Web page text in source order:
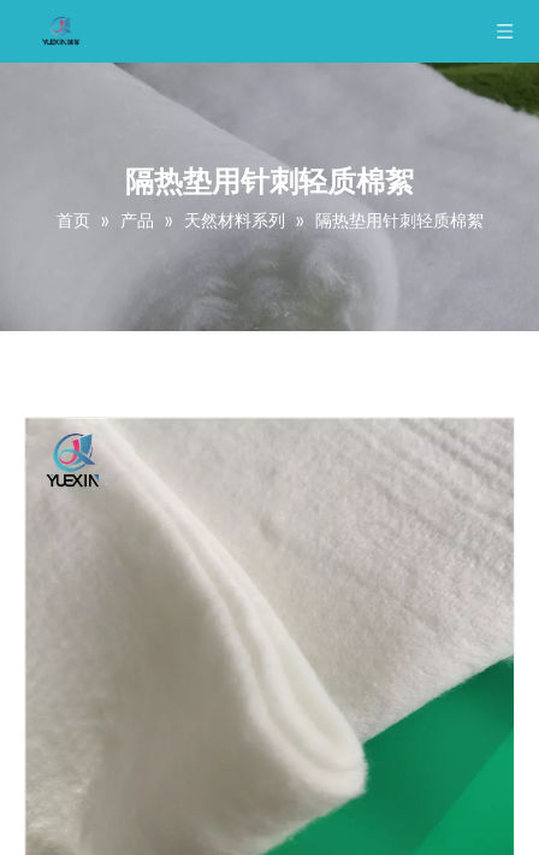
隔热垫用针刺轻质棉絮
首页 » 产品 » 天然材料系列 » 隔热垫用针刺轻质棉絮